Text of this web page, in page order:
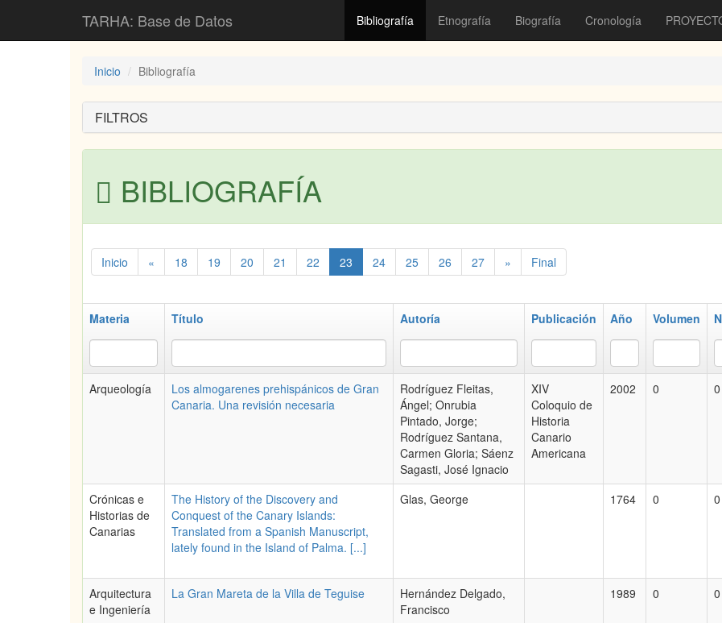
TARHA: Base de Datos Bibliografía Etnografía Biografía Cronología
Inicio Bibliografía
FILTROS
BIBLIOGRAFÍA
Inicio « 18 19 20 21 22 23 24 25 26 27 » Final
Materia Título Autoría Publicación Año Volumen
Arqueología
Los almogarenes prehispánicos de Gran
Canaria. Una revisión necesaria
Rodríguez Fleitas,
Ángel; Onrubia
Pintado, Jorge;
Rodríguez Santana,
Carmen Gloria; Sáenz
Sagasti, José Ignacio
XIV
Coloquio de
Historia
Canario
Americana
2002 0 0
Crónicas e
Historias de
Canarias
The History of the Discovery and
Conquest of the Canary Islands:
Translated from a Spanish Manuscript,
lately found in the Island of Palma. [...]
Glas, George 1764 0 0
Arquitectura
e Ingeniería
La Gran Mareta de la Villa de Teguise
Hernández Delgado,
Francisco
1989 0 0